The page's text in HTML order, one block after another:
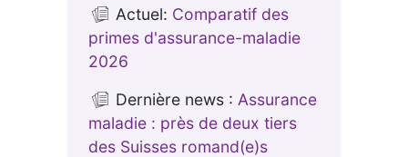
Actuel: Comparatif des
primes d'assurance-maladie
2026
Dernière news : Assurance
maladie : près de deux tiers
des Suisses romand(e)s